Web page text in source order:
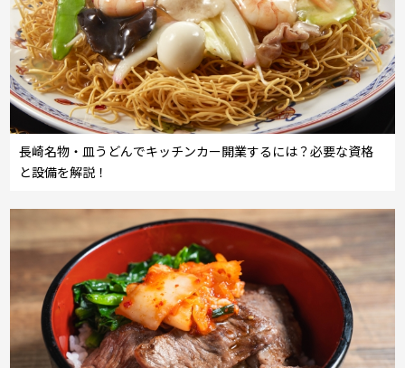
長崎名物・皿うどんでキッチンカー開業するには？必要な資格
と設備を解説！